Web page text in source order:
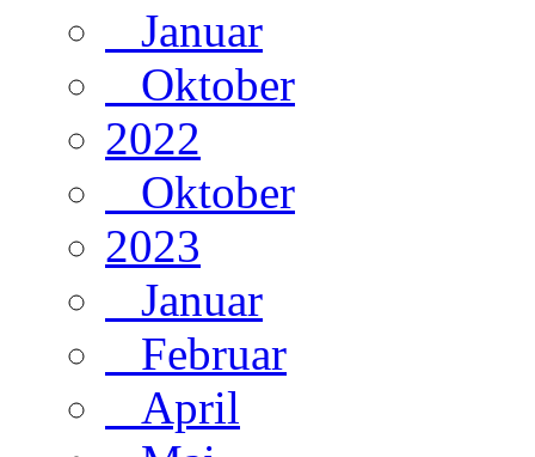
Januar
Oktober
2022
Oktober
2023
Januar
Februar
April